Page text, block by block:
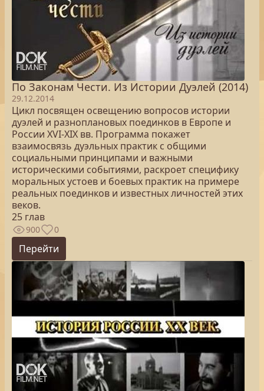
По Законам Чести. Из Истории Дуэлей (2014)
29.12.2014
Цикл посвящен освещению вопросов истории
дуэлей и разноплановых поединков в Европе и
России XVI-XIX вв. Программа покажет
взаимосвязь дуэльных практик с общими
социальными принципами и важными
историческими событиями, раскроет специфику
моральных устоев и боевых практик на примере
реальных поединков и известных личностей этих
веков.
25 глав
900 0
Перейти